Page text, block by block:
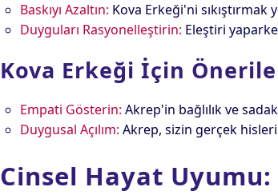
Baskıyı Azaltın: Kova Erkeği'ni
Duyguları Rasyonelleştirin: Eleştiri
Kova Erkeği İçin
Empati Gösterin: Akrep'in bağlılık ve
Duygusal Açılım: Akrep, sizin gerçek
Cinsel Hayat